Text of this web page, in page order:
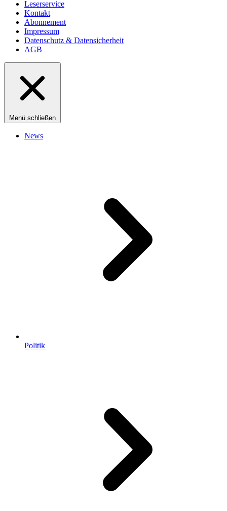
Leserservice
Kontakt
Abonnement
Impressum
Datenschutz & Datensicherheit
AGB
Menü schließen
News
Politik